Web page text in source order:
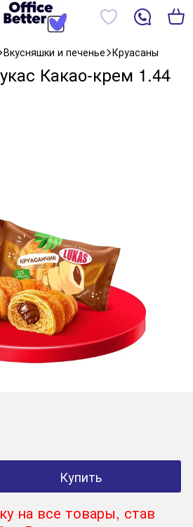
Вкусняшки и печенье Круасаны
Какао-крем 1.44
Купить
на все товары, став